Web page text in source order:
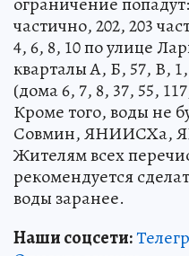
частично, 202, 203
4, 6, 8, 10 по улице
кварталы А, Б, 57, В, 1,
(дома 6, 7, 8, 37, 55,
Кроме того, воды не
Совмин, ЯНИИСХа,
Жителям всех
рекомендуется
воды заранее.
Наши соцсети: